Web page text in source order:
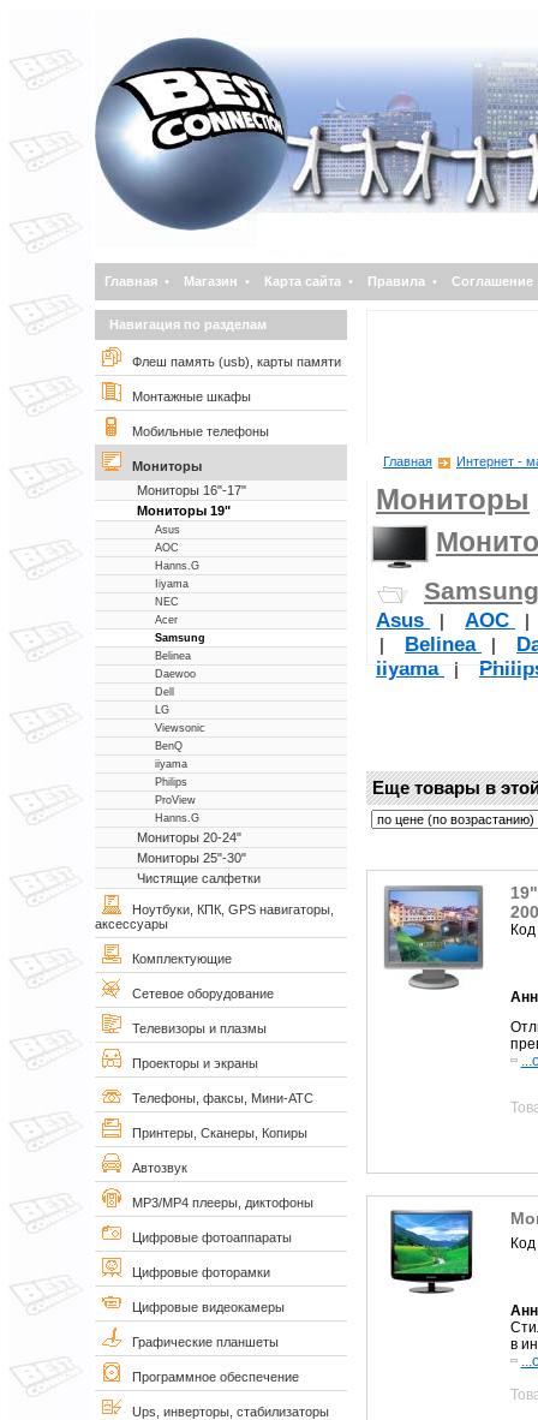
Главная • Магазин • Карта сайта • Правила • Соглашение
Навигация по разделам
Флеш память (usb), карты памяти
Монтажные шкафы
Мобильные телефоны
Мониторы
Мониторы 16"-17"
Мониторы 19"
Asus
AOC
Hanns.G
Iiyama
NEC
Acer
Samsung
Belinea
Daewoo
Dell
LG
Viewsonic
BenQ
iiyama
Philips
ProView
Hanns.G
Мониторы 20-24"
Мониторы 25"-30"
Чистящие салфетки
Ноутбуки, КПК, GPS навигаторы,
аксессуары
Комплектующие
Сетевое оборудование
Телевизоры и плазмы
Проекторы и экраны
Телефоны, факсы, Мини-АТС
Принтеры, Сканеры, Копиры
Автозвук
MP3/MP4 плееры, диктофоны
Цифровые фотоаппараты
Цифровые фоторамки
Цифровые видеокамеры
Графические планшеты
Программное обеспечение
Ups, инверторы, стабилизаторы
Главная Интернет -
Мониторы
Samsung
Asus | AOC
|
Belinea |
iiyama
|
Еще товары в
в